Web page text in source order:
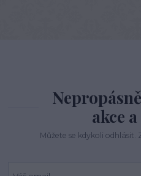
akce
Můžete se kdykoli odhlásit.